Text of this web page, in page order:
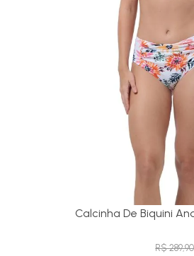
Calcinha De Biquini
R$ 289,90